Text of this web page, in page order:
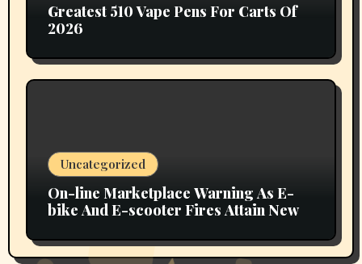
Greatest 510 Vape Pens For Carts Of
2026
Uncategorized
On-line Marketplace Warning As E-
bike And E-scooter Fires Attain New